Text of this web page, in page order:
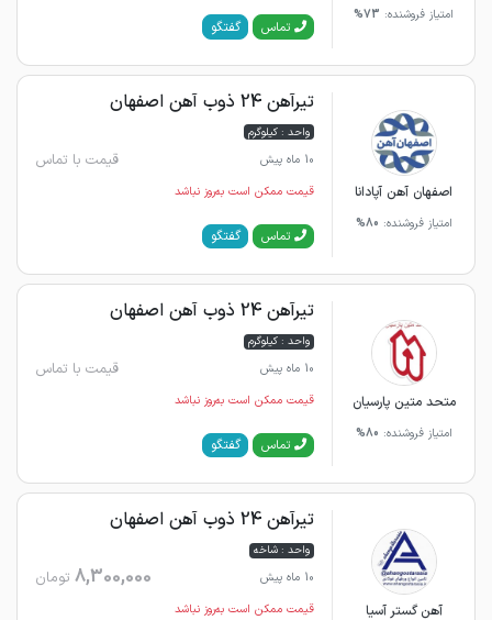
امتیاز فروشنده: 73%
تماس گفتگو
اصفهان آهن آپادانا
امتیاز فروشنده: 80%
تیرآهن 24 ذوب آهن اصفهان
واحد : کیلوگرم
10 ماه پیش
قیمت با تماس
قیمت ممکن است به‌روز نباشد
تماس گفتگو
متحد متین پارسیان
امتیاز فروشنده: 80%
تیرآهن 24 ذوب آهن اصفهان
واحد : کیلوگرم
10 ماه پیش
قیمت با تماس
قیمت ممکن است به‌روز نباشد
تماس گفتگو
آهن گستر آسیا
تیرآهن 24 ذوب آهن اصفهان
واحد : شاخه
10 ماه پیش
8,300,000 تومان
قیمت ممکن است به‌روز نباشد